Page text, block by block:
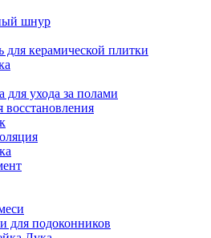
шнур
для керамической плитки
для ухода за полами
восстановления
для подоконников